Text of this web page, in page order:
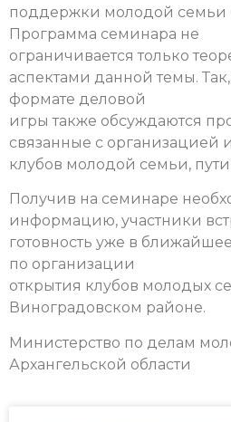
поддержки молодой семьи
Программа семинара не
ограничивается только
аспектами данной темы. Так,
формате деловой
игры также обсуждаются
связанные с организацией
клубов молодой семьи,
Получив на семинаре
информацию, участники
готовность уже в
по организации
открытия клубов молодых
Виноградовском районе.
Министерство по делам
Архангельской области